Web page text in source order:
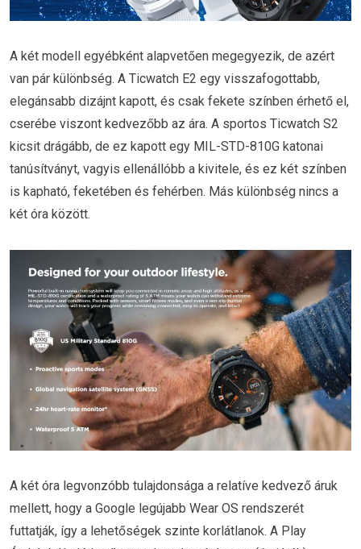
A két modell egyébként alapvetően megegyezik, de azért
van pár különbség. A Ticwatch E2 egy visszafogottabb,
elegánsabb dizájnt kapott, és csak fekete színben érhető el,
cserébe viszont kedvezőbb az ára. A sportos Ticwatch S2
kicsit drágább, de ez kapott egy MIL-STD-810G katonai
tanúsítványt, vagyis ellenállóbb a kivitele, és ez két színben
is kapható, feketében és fehérben. Más különbség nincs a
két óra között.
A két óra legvonzóbb tulajdonsága a relatíve kedvező áruk
mellett, hogy a Google legújabb Wear OS rendszerét
futtatják, így a lehetőségek szinte korlátlanok. A Play